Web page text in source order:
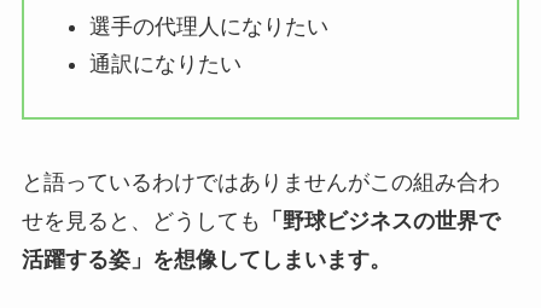
選手の代理人になりたい
通訳になりたい
と語っているわけではありませんがこの組み合わ
せを見ると、どうしても
「野球ビジネスの世界で
活躍する姿」を想像してしまいます。